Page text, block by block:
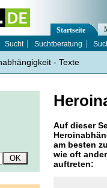
Auf dieser
am besten
wie oft
auftreten:
Startseite
Sucht Suchtberatung
- Texte